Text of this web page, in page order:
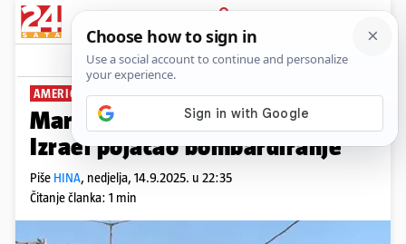
PRIJAVA
News Komentari
AMERIČKI DRŽAVNI TAJNIK
Marco Rubio stigao u Gazu:
Izrael pojačao bombardiranje
Piše HINA, nedjelja, 14.9.2025. u 22:35
Čitanje članka: 1 min